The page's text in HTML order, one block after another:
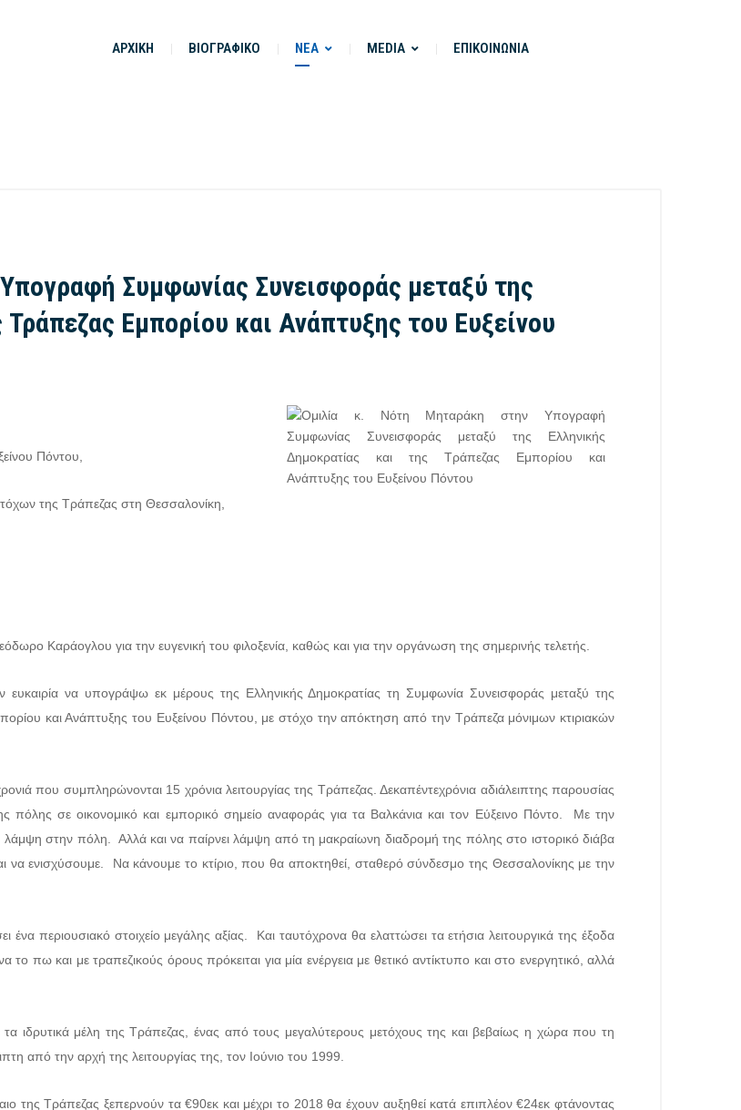
ΑΡΧΙΚΗ ΒΙΟΓΡΑΦΙΚΟ ΝΕΑ MEDIA ΕΠΙΚΟΙΝΩΝΙΑ
Συμφωνίας Συνεισφοράς μεταξύ της
Εμπορίου και Ανάπτυξης του Ευξείνου
Πόντου,
της Τράπεζας στη Θεσσαλονίκη,
Καράογλου για την ευγενική του φιλοξενία, καθώς και για την οργάνωση της σημερινής τελετής.
ευκαιρία να υπογράψω εκ μέρους της Ελληνικής Δημοκρατίας τη Συμφωνία Συνεισφοράς μεταξύ της
και Ανάπτυξης του Ευξείνου Πόντου, με στόχο την απόκτηση από την Τράπεζα μόνιμων κτιριακών
που συμπληρώνονται 15 χρόνια λειτουργίας της Τράπεζας. Δεκαπέντεχρόνια αδιάλειπτης παρουσίας
πόλης σε οικονομικό και εμπορικό σημείο αναφοράς για τα Βαλκάνια και τον Εύξεινο Πόντο. Με την
στην πόλη. Αλλά και να παίρνει λάμψη από τη μακραίωνη διαδρομή της πόλης στο ιστορικό διάβα
να ενισχύσουμε. Να κάνουμε το κτίριο, που θα αποκτηθεί, σταθερό σύνδεσμο της Θεσσαλονίκης με την
περιουσιακό στοιχείο μεγάλης αξίας. Και ταυτόχρονα θα ελαττώσει τα ετήσια λειτουργικά της έξοδα
πω και με τραπεζικούς όρους πρόκειται για μία ενέργεια με θετικό αντίκτυπο και στο ενεργητικό, αλλά
ιδρυτικά μέλη της Τράπεζας, ένας από τους μεγαλύτερους μετόχους της και βεβαίως η χώρα που τη
από την αρχή της λειτουργίας της, τον Ιούνιο του 1999.
της Τράπεζας ξεπερνούν τα €90εκ και μέχρι το 2018 θα έχουν αυξηθεί κατά επιπλέον €24εκ φτάνοντας